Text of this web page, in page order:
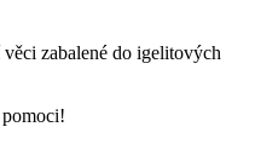
zabalené do igelitových